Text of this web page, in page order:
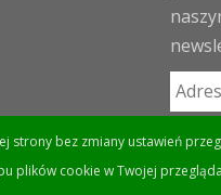
strony bez zmiany ustawień
plików cookie w Twojej